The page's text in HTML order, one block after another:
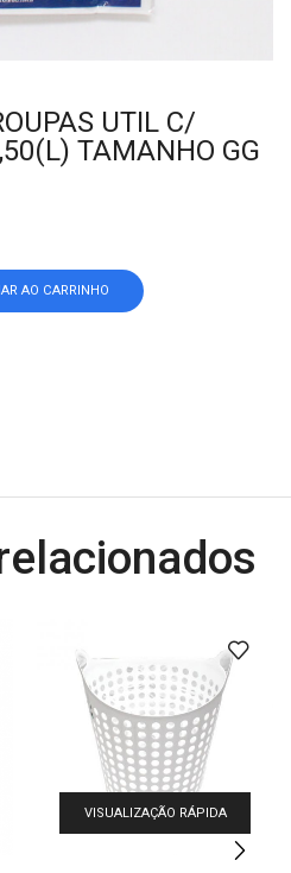
UTIL C/
TAMANHO GG
AO CARRINHO
VISUALIZAÇÃO RÁPIDA